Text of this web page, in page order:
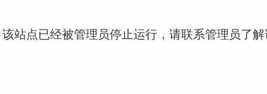
站点已经被管理员停止运行，请联系管理员了